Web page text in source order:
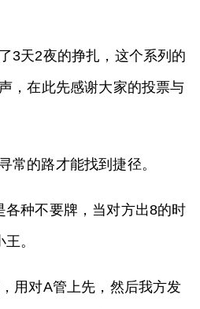
3天2夜的挣扎，这个系列的
，在此先感谢大家的投票与
常的路才能找到捷径。
各种不要牌，当对方出8的时
。
用对A管上先，然后我方发